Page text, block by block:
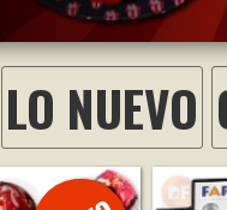
LO NUEVO